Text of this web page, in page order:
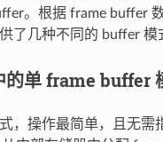
。根据 frame buffer
了几种不同的 buffer 模
的单 frame buffer
，操作最简单，且无需